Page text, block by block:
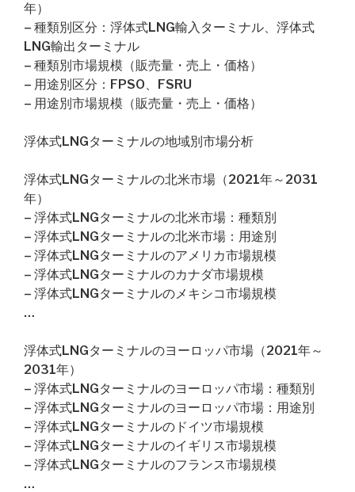
年）
– 種類別区分：浮体式LNG輸入ターミナル、浮体式
LNG輸出ターミナル
– 種類別市場規模（販売量・売上・価格）
– 用途別区分：FPSO、FSRU
– 用途別市場規模（販売量・売上・価格）
浮体式LNGターミナルの地域別市場分析
浮体式LNGターミナルの北米市場（2021年～2031
年）
– 浮体式LNGターミナルの北米市場：種類別
– 浮体式LNGターミナルの北米市場：用途別
– 浮体式LNGターミナルのアメリカ市場規模
– 浮体式LNGターミナルのカナダ市場規模
– 浮体式LNGターミナルのメキシコ市場規模
…
浮体式LNGターミナルのヨーロッパ市場（2021年～
2031年）
– 浮体式LNGターミナルのヨーロッパ市場：種類別
– 浮体式LNGターミナルのヨーロッパ市場：用途別
– 浮体式LNGターミナルのドイツ市場規模
– 浮体式LNGターミナルのイギリス市場規模
– 浮体式LNGターミナルのフランス市場規模
…